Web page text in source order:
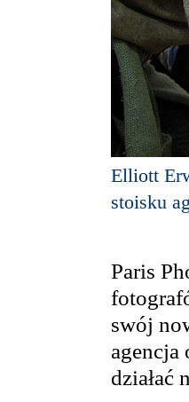
Elliott
stoisku
Paris
swój
agencja
działać